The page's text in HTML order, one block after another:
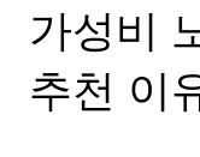
가성비
추천 이